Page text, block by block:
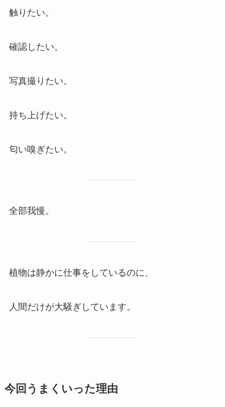
触りたい。
確認したい。
写真撮りたい。
持ち上げたい。
匂い嗅ぎたい。
全部我慢。
植物は静かに仕事をしているのに、
人間だけが大騒ぎしています。
今回うまくいった理由